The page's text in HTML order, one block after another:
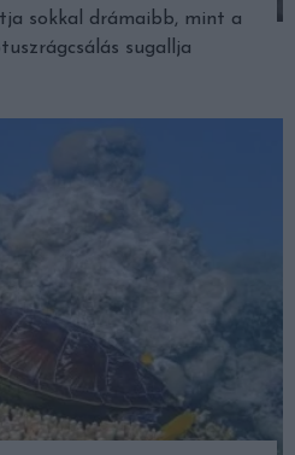
sokkal drámaibb, mint a
sugallja